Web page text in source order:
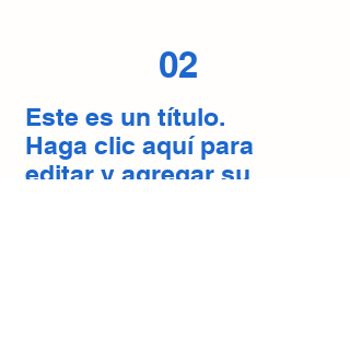
02
Este es un título.
Haga clic aquí para
editar y agregar su